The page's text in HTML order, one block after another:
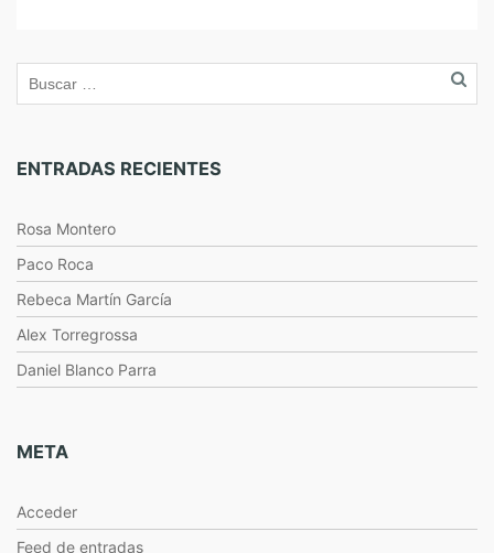
ENTRADAS RECIENTES
Rosa Montero
Paco Roca
Rebeca Martín García
Alex Torregrossa
Daniel Blanco Parra
META
Acceder
Feed de entradas